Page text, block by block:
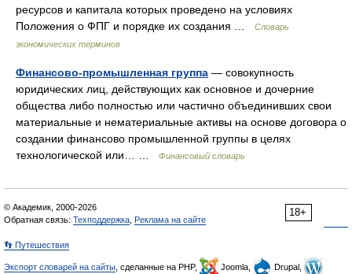
ресурсов и капитала которых проведено на условиях
Положения о ФПГ и порядке их создания …
Словарь
экономических терминов
Финансово-промышленная группа — совокупность
юридических лиц, действующих как основное и дочерние
общества либо полностью или частично объединивших свои
материальные и нематериальные активы на основе договора о
создании финансово промышленной группы в целях
технологической или… …
Финансовый словарь
18+
© Академик, 2000-2026
Обратная связь: Техподдержка Реклама на сайте
👣 Путешествия
Экспорт словарей на сайты , сделанные на PHP, Joomla,
Drupal,